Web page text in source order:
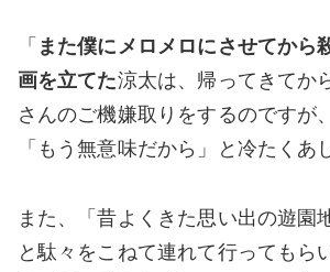
「 また僕にメロメロにさせてから
画を立てた涼太は、帰ってきてか
さんのご機嫌取りをするのですが
「もう無意味だから」と冷たくあ
また、「昔よくきた思い出の遊園
と駄々をこねて連れて行ってもら